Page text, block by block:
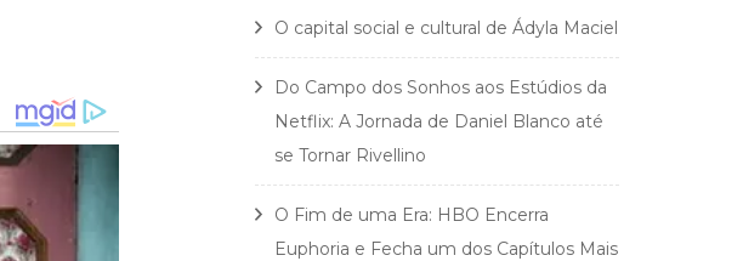
O capital social e cultural de Ádyla Maciel
Do Campo dos Sonhos aos Estúdios da
Netflix: A Jornada de Daniel Blanco até
se Tornar Rivellino
O Fim de uma Era: HBO Encerra
Euphoria e Fecha um dos Capítulos Mais